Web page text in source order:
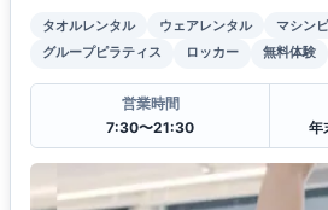
タオルレンタル ウェアレンタル
マシン
グループピラティス
ロッカー 無料体験
営業時間
7:30〜21:30
年